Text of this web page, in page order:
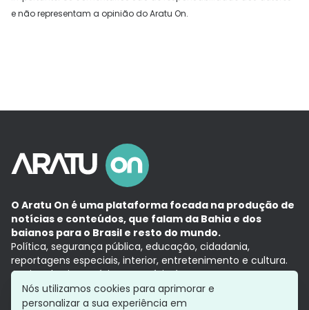
e não representam a opinião do Aratu On.
O Aratu On é uma plataforma focada na produção de
notícias e conteúdos, que falam da Bahia e dos
baianos para o Brasil e resto do mundo.
Política, segurança pública, educação, cidadania,
reportagens especiais, interior, entretenimento e cultura.
Aqui, tudo vira notícia e a notícia é no tempo presente,
com a credibilidade do Grupo Aratu.
Grupo Aratu
Política de privacidade
Nós utilizamos cookies para aprimorar e
personalizar a sua experiência em